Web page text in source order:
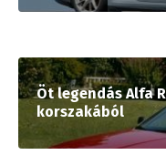
Öt legendás Alfa
korszakából